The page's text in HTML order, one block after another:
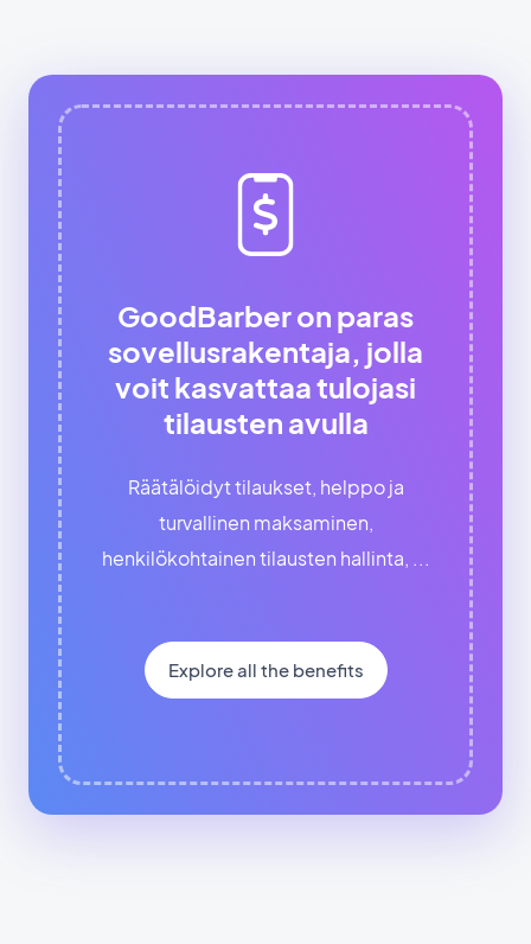
GoodBarber on paras
sovellusrakentaja, jolla
voit kasvattaa tulojasi
tilausten avulla
Räätälöidyt tilaukset, helppo ja
turvallinen maksaminen,
henkilökohtainen tilausten hallinta, ...
Explore all the benefits